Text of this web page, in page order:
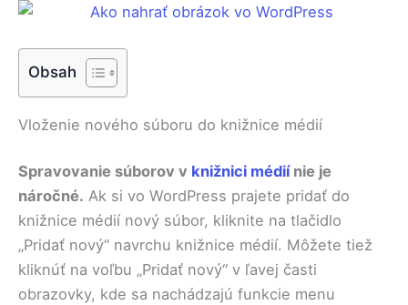
Obsah
Vloženie nového súboru do knižnice médií
Spravovanie súborov v knižnici médiínie je
náročné. Ak si vo WordPress prajete pridať do
knižnice médií nový súbor, kliknite na tlačidlo
„Pridať nový“ navrchu knižnice médií. Môžete tiež
kliknúť na voľbu „Pridať nový“ v ľavej časti
obrazovky, kde sa nachádzajú funkcie menu